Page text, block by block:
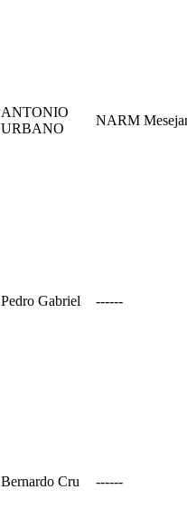
ANTONIO
URBANO
NARM
Pedro Gabriel ------
Bernardo Cru ------